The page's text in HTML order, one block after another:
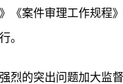
《案件审理工作规程
。
烈的突出问题加大监